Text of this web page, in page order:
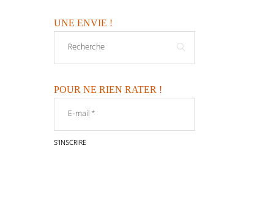
UNE ENVIE !
POUR NE RIEN RATER !